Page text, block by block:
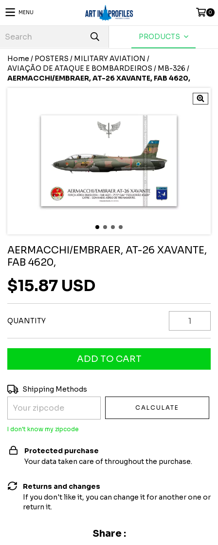
MENU 0
PRODUCTS
Home / POSTERS / MILITARY AVIATION /
AVIAÇÃO DE ATAQUE E BOMBARDEIROS / MB-326 /
AERMACCHI/EMBRAER, AT-26 XAVANTE, FAB 4620,
AERMACCHI/EMBRAER, AT-26 XAVANTE,
FAB 4620,
$15.87 USD
QUANTITY
Shipping for zipcode:
Shipping Methods
CALCULATE
I don't know my zipcode
Protected purchase
Your data taken care of throughout the purchase.
Returns and changes
If you don't like it, you can change it for another one or
return it.
Share :